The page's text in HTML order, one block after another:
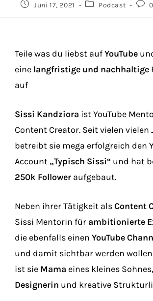
Juni 17, 2021 Podcast
Teile was du liebst aufYouTube
eine langfristige und nachhaltige
auf
Sissi Kandziora ist YouTube
Content Creator. Seit vielen vielen
betreibt sie mega erfolgreich den
Account „Typisch Sissi“ und hat
250k Follower aufgebaut.
Neben ihrer Tätigkeit alsContent
Sissi Mentorin für ambitionierte
die ebenfalls einen YouTube
und damit sichtbar werden
ist sie Mama eines kleines Sohnes,
Designerin und kreative